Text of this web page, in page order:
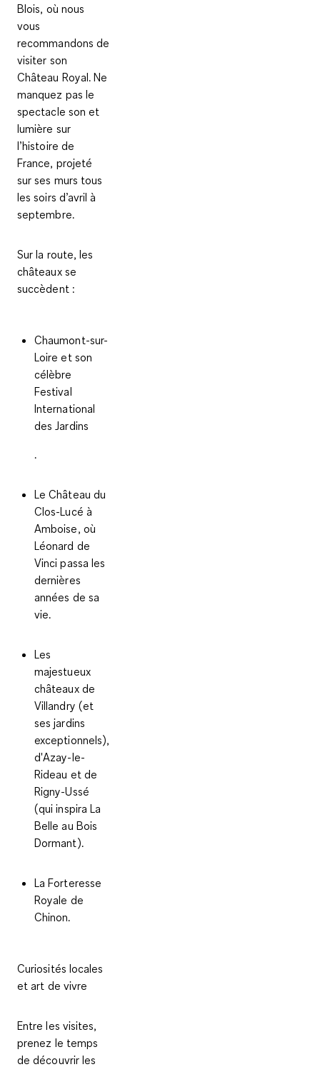
Blois, où nous
vous
recommandons de
visiter son
Château Royal. Ne
manquez pas le
spectacle son et
lumière sur
l’histoire de
France, projeté
sur ses murs tous
les soirs d’avril à
septembre.
Sur la route, les
châteaux se
succèdent :
Chaumont-sur-
Loire et son
célèbre
Festival
International
des Jardins
.
Le Château du
Clos-Lucé à
Amboise, où
Léonard de
Vinci passa les
dernières
années de sa
vie.
Les
majestueux
châteaux de
Villandry (et
ses jardins
exceptionnels),
d'Azay-le-
Rideau et de
Rigny-Ussé
(qui inspira La
Belle au Bois
Dormant).
LaForteresse
Royale de
Chinon.
Curiosités locales
et art de vivre
Entre les visites,
prenez le temps
de découvrir les